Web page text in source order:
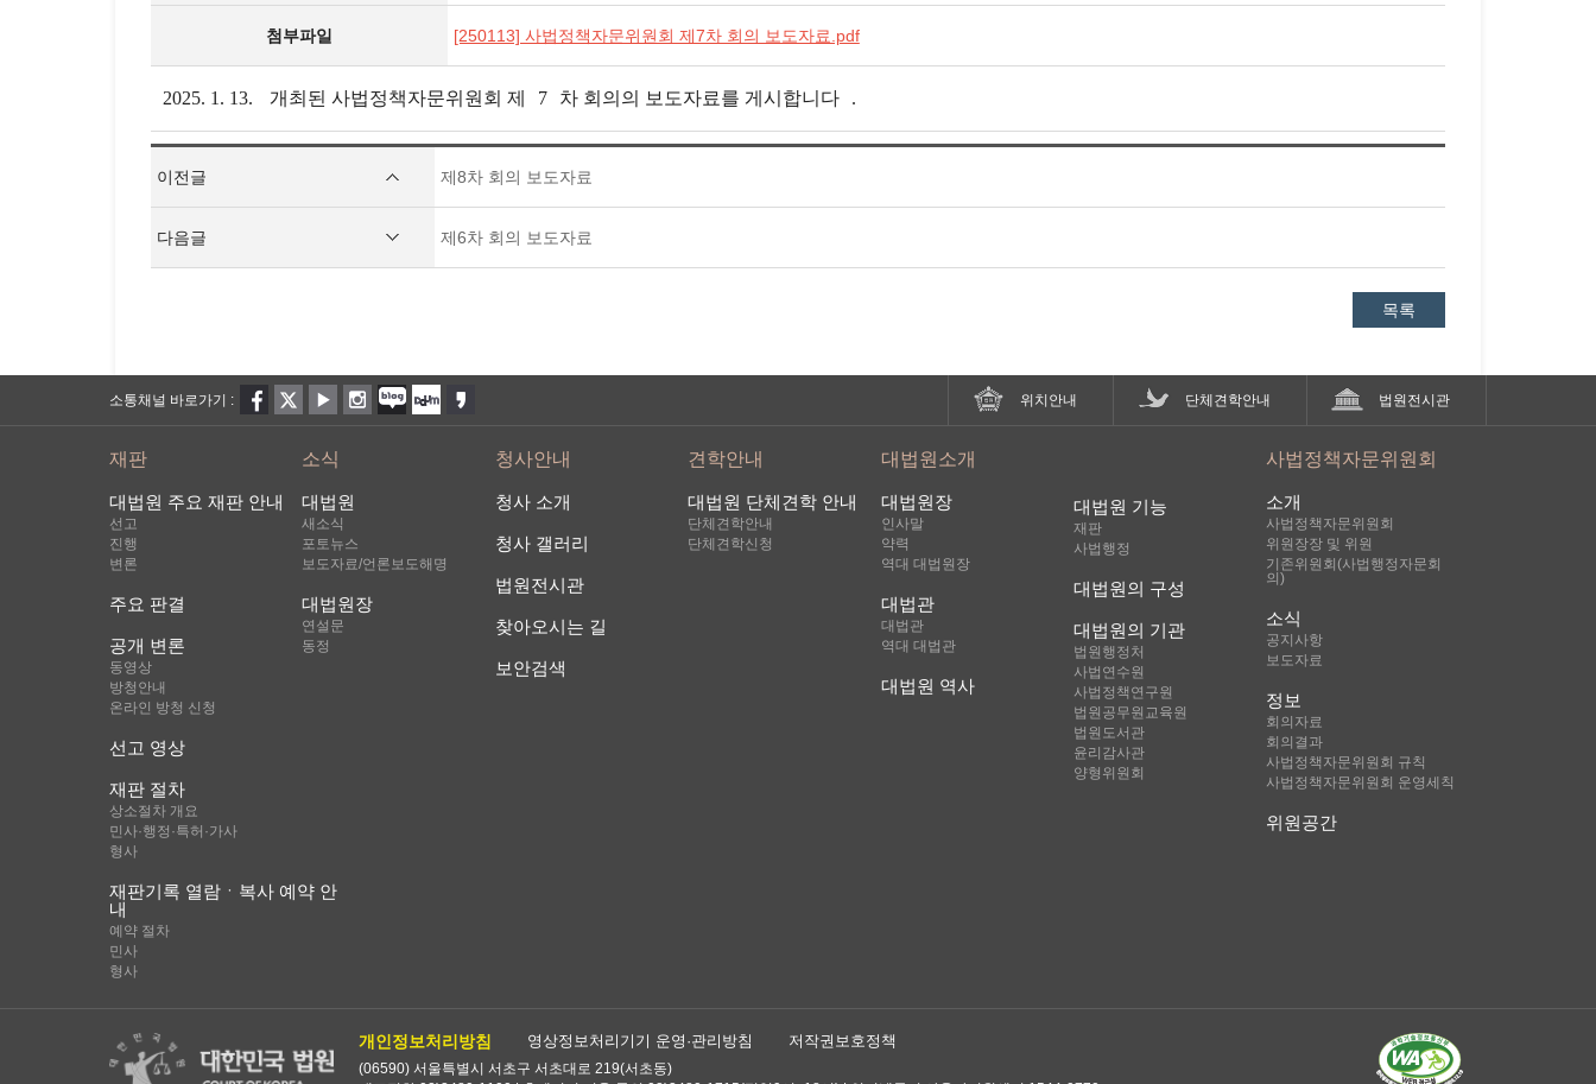
첨부파일 [250113] 사법정책자문위원회 제7차 회의 보도자료.pdf
2025. 1. 13. 개최된 사법정책자문위원회 제 7 차 회의의 보도자료를 게시합니다 .
이전글 제8차 회의 보도자료
다음글 제6차 회의 보도자료
목록
소통채널 바로가기 : 위치안내 단체견학안내 법원전시관
재판
대법원 주요 재판 안내
선고
진행
변론
주요 판결
공개 변론
동영상
방청안내
온라인 방청 신청
선고 영상
재판 절차
상소절차 개요
민사·행정·특허·가사
형사
재판기록 열람ㆍ복사 예약 안
내
예약 절차
민사
형사
소식
대법원
새소식
포토뉴스
보도자료/언론보도해명
대법원장
연설문
동정
청사안내
청사 소개
청사 갤러리
법원전시관
찾아오시는 길
보안검색
견학안내
대법원 단체견학 안내
단체견학안내
단체견학신청
대법원소개
대법원장
인사말
약력
역대 대법원장
대법관
대법관
역대 대법관
대법원 역사
대법원 기능
재판
사법행정
대법원의 구성
대법원의 기관
법원행정처
사법연수원
사법정책연구원
법원공무원교육원
법원도서관
윤리감사관
양형위원회
사법정책자문위원회
소개
사법정책자문위원회
위원장장 및 위원
기존위원회(사법행정자문회
의)
소식
공지사항
보도자료
정보
회의자료
회의결과
사법정책자문위원회 규칙
사법정책자문위원회 운영세칙
위원공간
개인정보처리방침 영상정보처리기기 운영·관리방침 저작권보호정책
(06590) 서울특별시 서초구 서초대로 219(서초동)